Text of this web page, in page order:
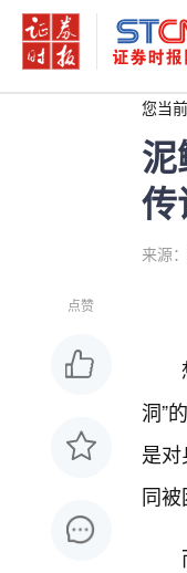
您当
传
来源
点赞
洞”
是
同